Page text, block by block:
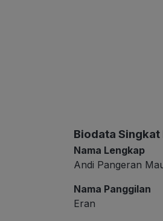
Biodata Singkat
Nama Lengkap
Andi Pangeran
Nama Panggilan
Eran